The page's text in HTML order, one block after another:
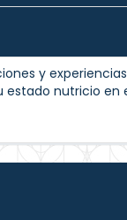
y
estado nutricio